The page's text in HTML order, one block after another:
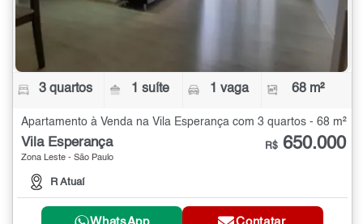
3 quartos 1 suíte 1 vaga 68 m²
Apartamento à Venda na Vila Esperança com 3 quartos - 68 m²
Vila Esperança
Zona Leste - São Paulo
R Atuaí
R$ 650.000